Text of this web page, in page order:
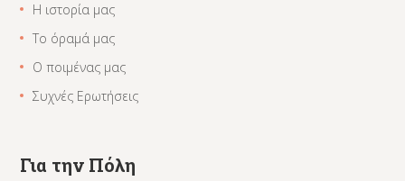
Η ιστορία μας
Το όραμά μας
Ο ποιμένας μας
Συχνές Ερωτήσεις
Για την Πόλη